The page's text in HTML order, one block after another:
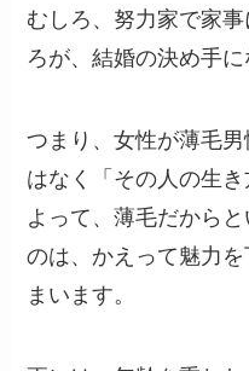
むしろ、努力家で家
ろが、結婚の決め手に
つまり、女性が薄毛
はなく「その人の生き
よって、薄毛だから
のは、かえって魅力
まいます。